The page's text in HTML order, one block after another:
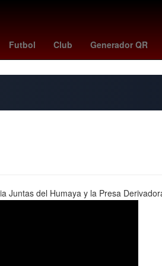
Futbol Club Generador QR
fc Empresa alto al fuego
Juntas del Humaya y la Presa